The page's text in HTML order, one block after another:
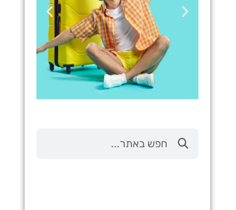
טיסות